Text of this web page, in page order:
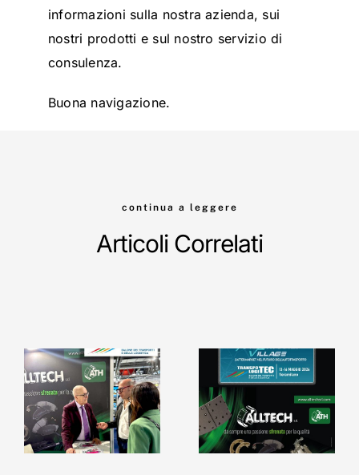
informazioni sulla nostra azienda, sui
nostri prodotti e sul nostro servizio di
consulenza.
Buona navigazione.
continua a leggere
Articoli Correlati